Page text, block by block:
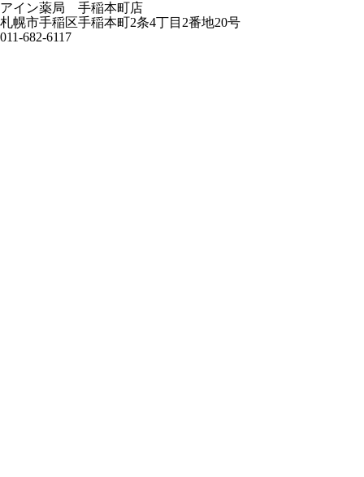
アイン薬局 手稲本町店
札幌市手稲区手稲本町2条4丁目2番地20号
011-682-6117